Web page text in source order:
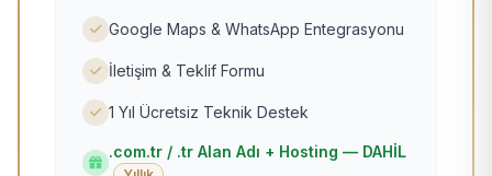
Google Maps & WhatsApp Entegrasyonu
İletişim & Teklif Formu
1 Yıl Ücretsiz Teknik Destek
.com.tr / .tr Alan Adı + Hosting — DAHİL